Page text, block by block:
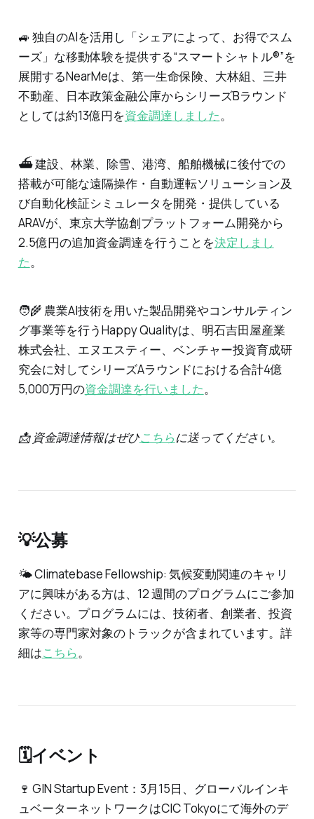
🚙 独自のAIを活用し「シェアによって、お得でスム
ーズ」な移動体験を提供する“スマートシャトル®”を
展開するNearMeは、第一生命保険、大林組、三井
不動産、日本政策金融公庫からシリーズBラウンド
としては約13億円を資金調達しました。
⛴ 建設、林業、除雪、港湾、船舶機械に後付での
搭載が可能な遠隔操作・自動運転ソリューション及
び自動化検証シミュレータを開発・提供している
ARAVが、東京大学協創プラットフォーム開発から
2.5億円の追加資金調達を行うことを決定しまし
た。
🧑‍🌾 農業AI技術を用いた製品開発やコンサルティン
グ事業等を行うHappy Qualityは、明石吉田屋産業
株式会社、エヌエスティー、ベンチャー投資育成研
究会に対してシリーズAラウンドにおける合計4億
5,000万円の資金調達を行いました。
📩 資金調達情報はぜひこちらに送ってください。
💡公募
🌤 Climatebase Fellowship: 気候変動関連のキャリ
アに興味がある方は、12 週間のプログラムにご参加
ください。プログラムには、技術者、創業者、投資
家等の専門家対象のトラックが含まれています。詳
細はこちら。
🗓️イベント
🍷 GIN Startup Event：3月15日、グローバルインキ
ュベーターネットワークはCIC Tokyoにて海外のデ